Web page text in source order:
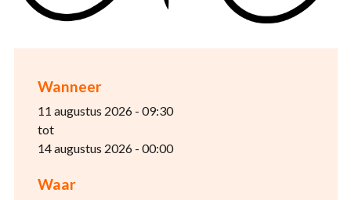
Wanneer
11 augustus 2026 - 09:30
tot
14 augustus 2026 - 00:00
Waar